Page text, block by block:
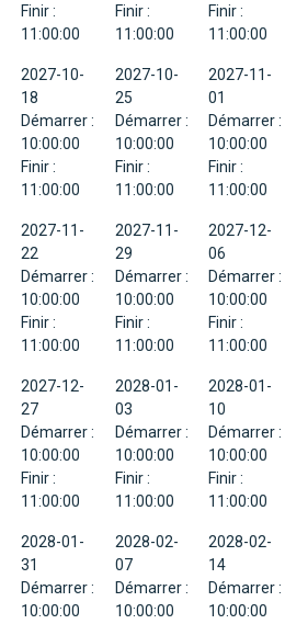
Finir :
11:00:00
Finir :
11:00:00
Finir :
11:00:00
2027-10-
18
Démarrer :
10:00:00
Finir :
11:00:00
2027-10-
25
Démarrer :
10:00:00
Finir :
11:00:00
2027-11-
01
Démarrer :
10:00:00
Finir :
11:00:00
2027-11-
22
Démarrer :
10:00:00
Finir :
11:00:00
2027-11-
29
Démarrer :
10:00:00
Finir :
11:00:00
2027-12-
06
Démarrer :
10:00:00
Finir :
11:00:00
2027-12-
27
Démarrer :
10:00:00
Finir :
11:00:00
2028-01-
03
Démarrer :
10:00:00
Finir :
11:00:00
2028-01-
10
Démarrer :
10:00:00
Finir :
11:00:00
2028-01-
31
Démarrer :
10:00:00
2028-02-
07
Démarrer :
10:00:00
2028-02-
14
Démarrer :
10:00:00